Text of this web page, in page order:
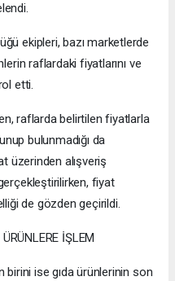
ekipleri, bazı marketlerde
raflardaki fiyatlarını ve
etti.
raflarda belirtilen fiyatlarla
bulunmadığı da
üzerinden alışveriş
fiyat
de gözden geçirildi.
İŞLEM
birini ise gıda ürünlerinin son